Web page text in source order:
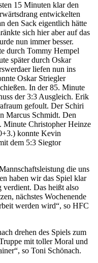
15 Minuten klar den
entwickelten
den Sack eigentlich hätte
sich hier aber auf das
nun immer besser.
durch Tommy Hempel
später durch Oskar
liefen nun ins
Oskar Striegler
In der 85. Minute
der 3:3 Ausgleich. Erik
gefoult. Der Schiri
Marcus Schmidt. Den
Minute Christopher Heinze
konnte Kevin
dem 5:3 Siegtor
die uns
haben wir das Spiel klar
verdient. Das heißt also
nächstes Wochenende
werden wird“, so HFC
drehen des Spiels zum
mit toller Moral und
so Toni Schönach.